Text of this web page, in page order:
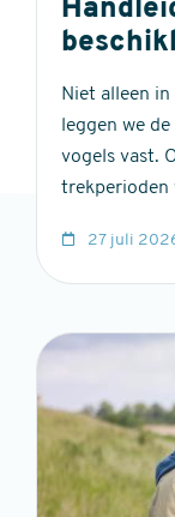
Niet alleen
leggen we
vogels vast.
trekperioden
27 juli